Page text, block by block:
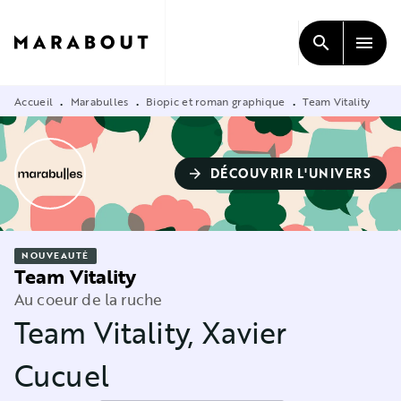
CONTENU
search menu
Accueil • Marabulles • Biopic et roman graphique • Team Vitality
arrow_forward DÉCOUVRIR L'UNIVERS
NOUVEAUTÉ
Team Vitality
Au coeur de la ruche
Team Vitality, Xavier
Cucuel